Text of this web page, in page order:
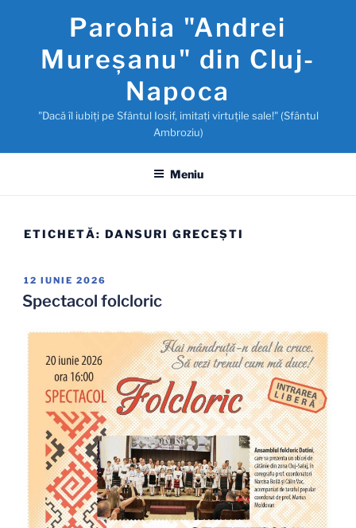
conținut
Parohia "Andrei
Mureşanu" din Cluj-
Napoca
"Dacă îl iubiţi pe Sfântul Iosif, imitaţi virtuţile sale!" (Sfântul
Ambroziu)
Meniu
ETICHETĂ: DANSURI GRECEŞTI
PUBLICAT
PE
12 IUNIE 2026
Spectacol folcloric